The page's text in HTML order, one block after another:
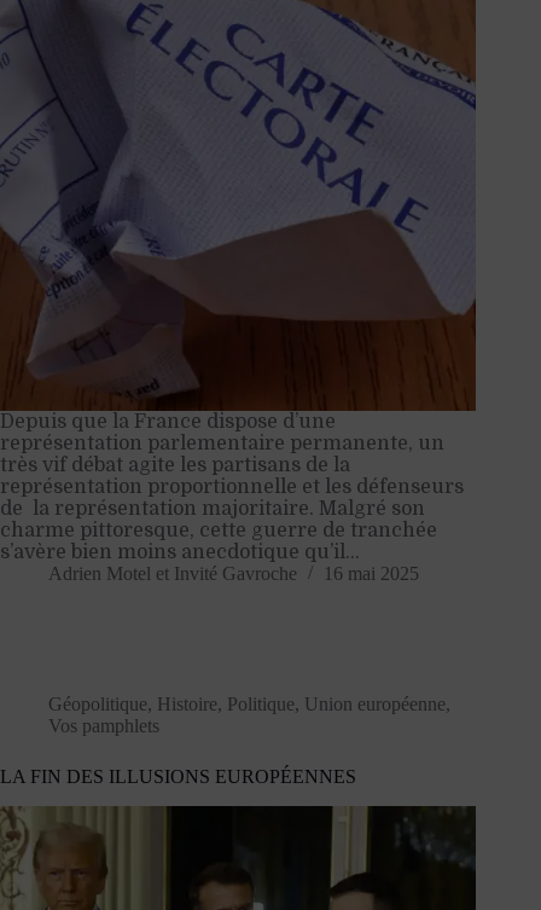
Depuis que la France dispose d’une
représentation parlementaire permanente, un
très vif débat agite les partisans de la
représentation proportionnelle et les défenseurs
de la représentation majoritaire. Malgré son
charme pittoresque, cette guerre de tranchée
s’avère bien moins anecdotique qu’il…
Adrien Motel et Invité Gavroche 16 mai 2025
Géopolitique, Histoire, Politique, Union européenne,
Vos pamphlets
LA FIN DES ILLUSIONS EUROPÉENNES